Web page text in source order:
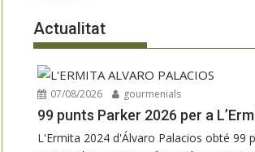
Actualitat
07/08/2026 gourmenials
99 punts Parker 2026 per a
L'Ermita 2024 d'Álvaro Palacios obté 99